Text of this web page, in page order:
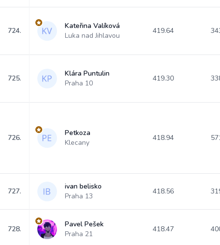
724.
Kateřina Valíková
Luka nad Jihlavou
419.64
725.
Klára Puntulin
Praha 10
419.30
726.
Petkoza
Klecany
418.94
727.
ivan belisko
Praha 13
418.56
728.
Pavel Pešek
Praha 21
418.47